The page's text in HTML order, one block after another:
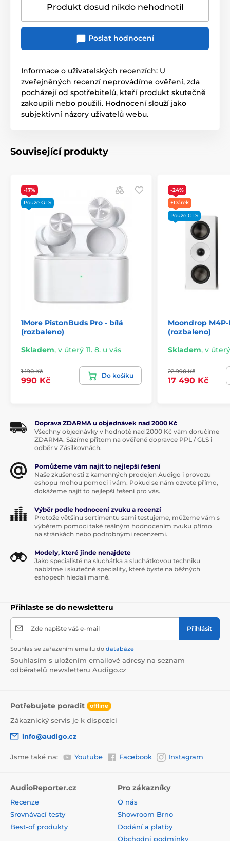
Produkt dosud nikdo nehodnotil
Poslat hodnocení
Informace o uživatelských recenzích: U
zveřejněných recenzí neprovádíme ověření, zda
pocházejí od spotřebitelů, kteří produkt skutečně
zakoupili nebo použili. Hodnocení slouží jako
subjektivní názory uživatelů webu.
Související produkty
-17%
Pouze GLS
1More PistonBuds Pro - bílá
(rozbaleno)
Skladem, v úterý 11. 8. u vás
1 190 Kč
990 Kč
Do košíku
-24%
+Dárek
Pouze GLS
Moondrop
(rozbaleno)
Skladem, v úterý
22 990 Kč
17 490 Kč
Doprava ZDARMA u objednávek nad 2000 Kč
Všechny objednávky v hodnotě nad 2000 Kč vám doručíme
ZDARMA. Sázíme přitom na ověřené dopravce PPL / GLS i
odběr v Zásilkovnách.
Pomůžeme vám najít to nejlepší řešení
Naše zkušenosti z kamenných prodejen Audigo i provozu
eshopu mohou pomoci i vám. Pokud se nám ozvete přímo,
dokážeme najít to nejlepší řešení pro vás.
Výběr podle hodnocení zvuku a recenzí
Protože většinu sortimentu sami testujeme, můžeme vám s
výběrem pomoci také reálným hodnocením zvuku přímo
na stránkách nebo podrobnými recenzemi.
Modely, které jinde nenajdete
Jako specialisté na sluchátka a sluchátkovou techniku
nabízíme i skutečné speciality, které byste na běžných
eshopech hledali marně.
Přihlaste se do newsletteru
Zde napište váš e-mail Přihlásit
Souhlas se zařazením emailu do databáze
Souhlasím s uložením emailové adresy na seznam
odběratelů newsletteru Audigo.cz
Potřebujete poradit offline
Zákaznický servis je k dispozici
info@audigo.cz
Jsme také na: Youtube Facebook Instagram
AudioReporter.cz
Recenze
Srovnávací testy
Best-of produkty
Pro zákazníky
O nás
Showroom Brno
Dodání a platby
Obchodní podmínky